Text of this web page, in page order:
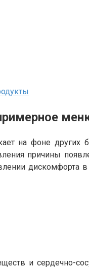
на фоне других
причины
и сердечно-